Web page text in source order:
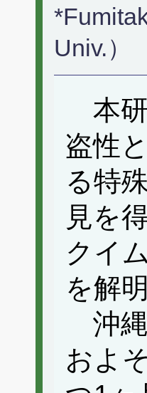
Univ.）
本研
盗性
る特
見を
クイ
を解
沖縄
およ